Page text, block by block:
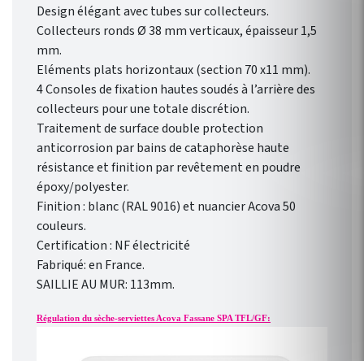
Design élégant avec tubes sur collecteurs.
Collecteurs ronds Ø 38 mm verticaux, épaisseur 1,5
mm.
Eléments plats horizontaux (section 70 x11 mm).
4 Consoles de fixation hautes soudés à l’arrière des
collecteurs pour une totale discrétion.
Traitement de surface double protection
anticorrosion par bains de cataphorèse haute
résistance et finition par revêtement en poudre
époxy/polyester.
Finition : blanc (RAL 9016) et nuancier Acova 50
couleurs.
Certification : NF électricité
Fabriqué: en France.
SAILLIE AU MUR: 113mm.
Régulation du sèche-serviettes Acova Fassane SPA TFL/GF: